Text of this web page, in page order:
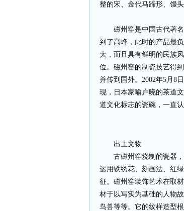
整的宋、金代马蹄形、馒
磁州窑是中国古代著
到了高峰，此时的产品最
大，而且具有鲜明的民族
位。磁州窑的制瓷技艺得
并传到国外。2002年5月8
现，日本家喻户晓的茶道
道文化标志的瓷碗，一直
出土文物
古磁州窑烧制的瓷器
运用铁绣花、刻画法、红
征。磁州窑装饰艺术在取
材于以写实为基础的人物
鸟兽等等。它的纹样造型